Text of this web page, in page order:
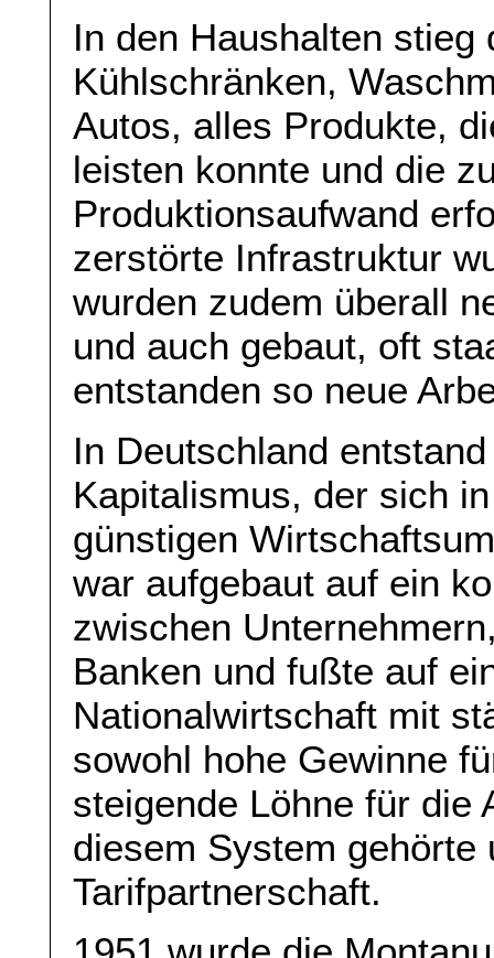
In den Haushalten stieg
Kühlschränken,
Autos, alles Produkte,
leisten konnte und die
Produktionsaufwand
zerstörte Infrastruktur
wurden zudem überall
und auch gebaut, oft
entstanden so neue
In Deutschland
Kapitalismus, der sich
günstigen
war aufgebaut auf ein
zwischen
Banken und fußte auf
Nationalwirtschaft mit
sowohl hohe Gewinne
steigende Löhne für die
diesem System gehörte
Tarifpartnerschaft.